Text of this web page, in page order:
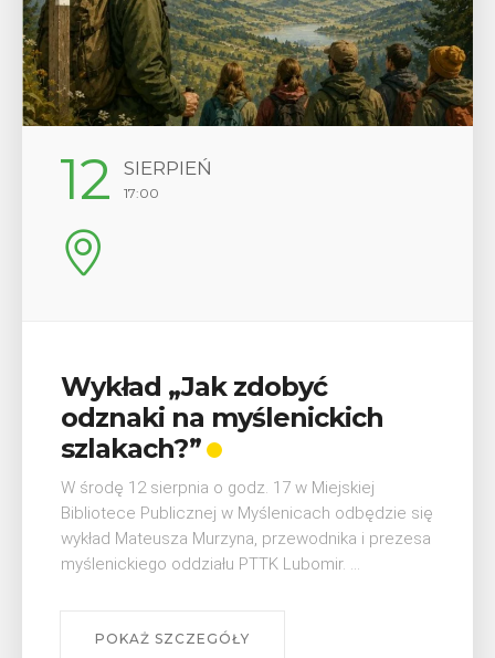
29
V Turniej Myślimira.
Mieszczanie i rzemieślnicy
W ostatni weekend wakacji, czyli 29-30 sierpnia
Myślenicach odbędzie się piąta edycja Turnieju
Myślimira. Wydarzenie organizowane przez
Muzeum Niepodległości w Myślenicach
się na ...
POKAŻ SZCZEGÓŁY